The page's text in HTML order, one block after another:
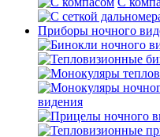
Приборы ночного
видения